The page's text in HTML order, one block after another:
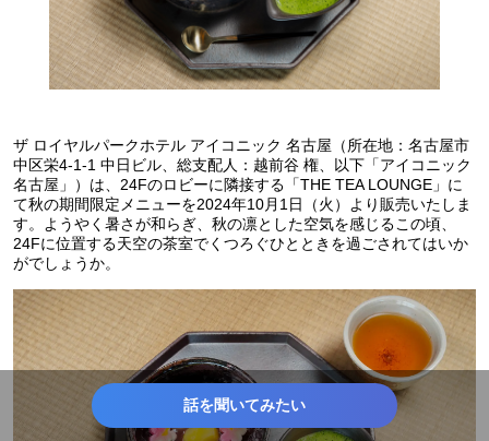
ザ ロイヤルパークホテル アイコニック 名古屋（所在地：名古屋市
中区栄4-1-1 中日ビル、総支配人：越前谷 権、以下「アイコニック
名古屋」）は、24Fのロビーに隣接する「THE TEA LOUNGE」に
て秋の期間限定メニューを2024年10月1日（火）より販売いたしま
す。ようやく暑さが和らぎ、秋の凛とした空気を感じるこの頃、
24Fに位置する天空の茶室でくつろぐひとときを過ごされてはいか
がでしょうか。
話を聞いてみたい